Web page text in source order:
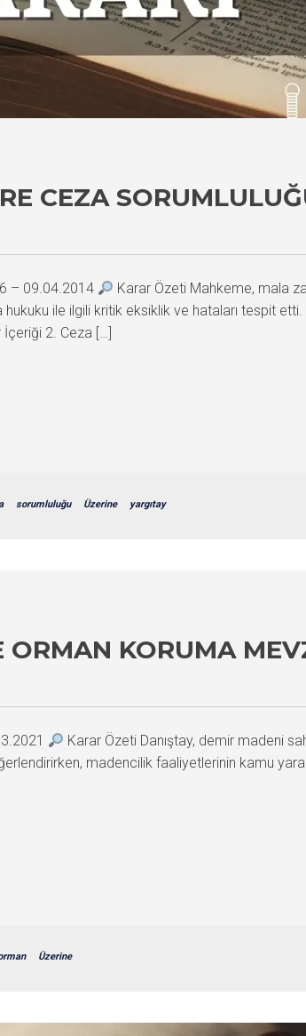
CEZA
– 09.04.2014
Karar Özeti Mahkeme, mala
ile ilgili kritik eksiklik ve hataları tespit
2. Ceza […]
sorumluluğu Üzerine yargıtay
KORUMA
Karar Özeti Danıştay, demir madeni
madencilik faaliyetlerinin kamu
Üzerine